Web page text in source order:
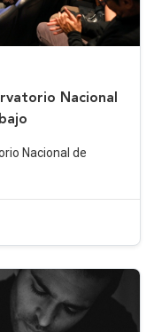
Nacional
Nacional de